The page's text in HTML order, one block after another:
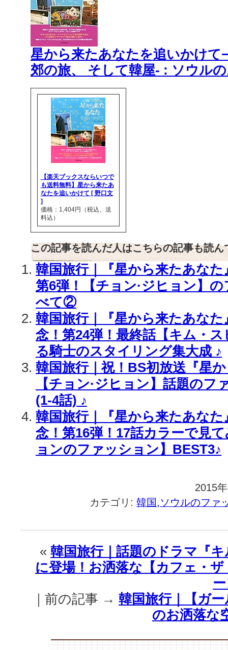
星から来たあなたを追いかけて
郊の旅、 そして韓屋- : ソウル
【楽天ブックスならいつで
も送料無料】星から来たあ
なたを追いかけて [ 野口文
]
価格：1,404円（税込、送
料込）
この記事を読んだ人はこちらの記事も読ん
韓国旅行｜『星から来たあなた
第6弾！【チョン·ジヒョン】
べて②
韓国旅行｜『星から来たあなた
念！第24弾！最終話【キム・
る騎士のスタイリング集大成 ♪
韓国旅行｜祝！BS初放送『星
【チョン·ジヒョン】話題のフ
(1-4話) ♪
韓国旅行｜『星から来たあなた
念！第16弾！17話カラーで見
ョンのファッション】BEST3♪
2015
カテゴリ: 韓国,ソウルのファ
« 韓国旅行｜話題のドラマ『
に登場！お洒落な【カフェ・
｜前の記事 → 韓国旅行｜【ガ
のお洒落な